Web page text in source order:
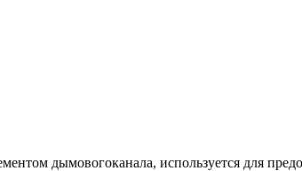
дымовогоканала, используется для